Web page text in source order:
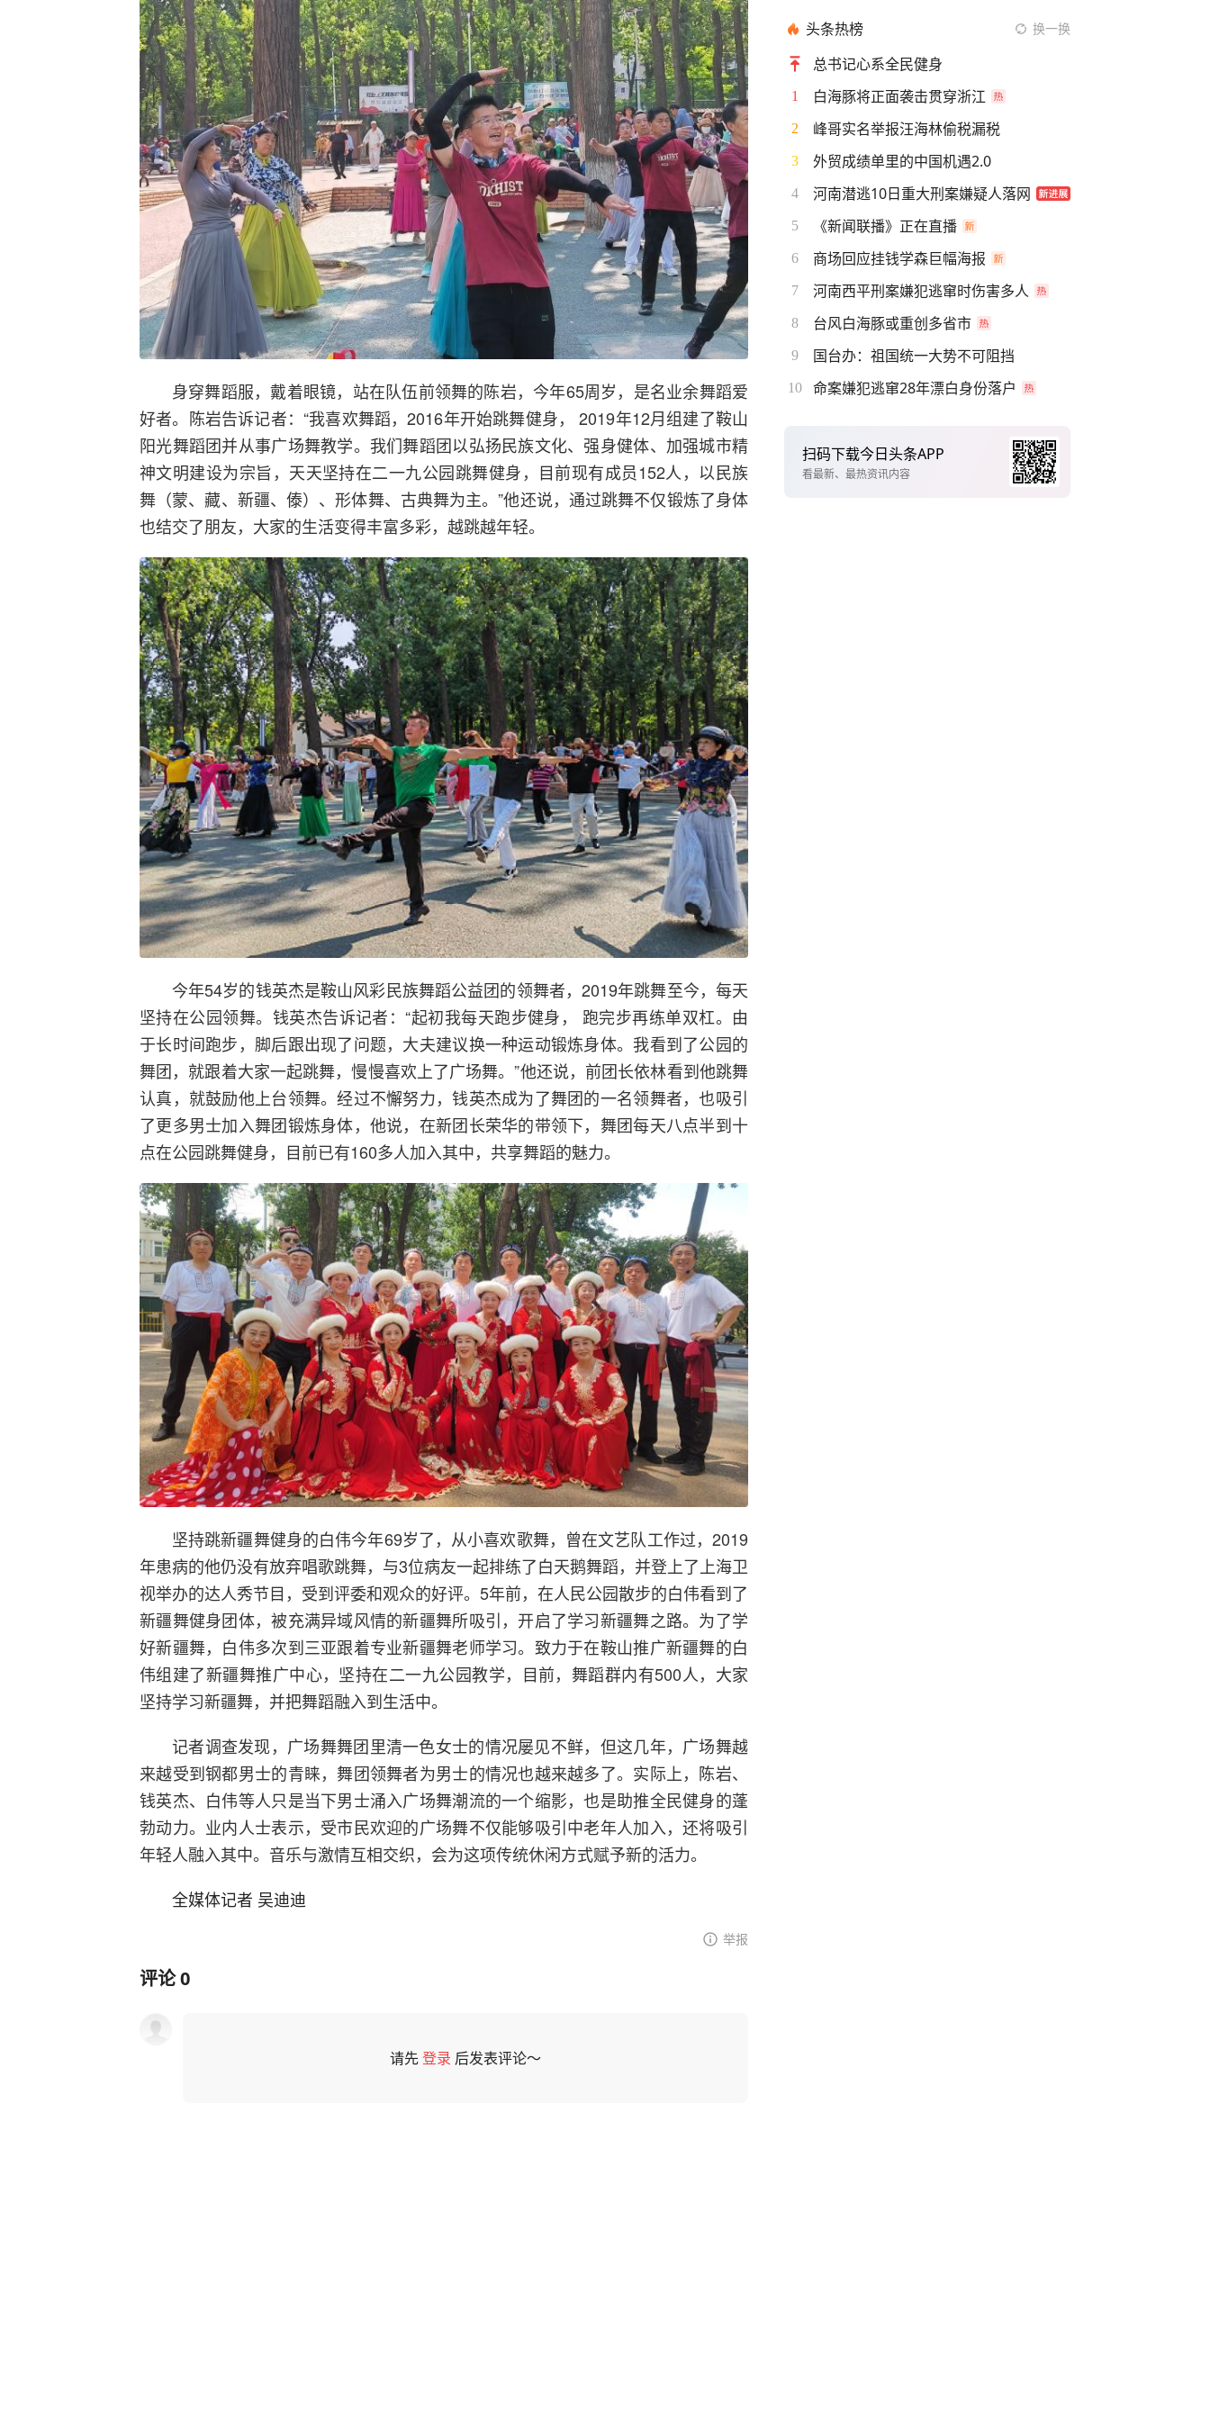
身穿舞蹈服，戴着眼镜，站在队伍前领舞的陈岩，今年65周岁，是名业余舞蹈爱
好者。陈岩告诉记者：“我喜欢舞蹈，2016年开始跳舞健身， 2019年12月组建了鞍山
阳光舞蹈团并从事广场舞教学。我们舞蹈团以弘扬民族文化、强身健体、加强城市精
神文明建设为宗旨，天天坚持在二一九公园跳舞健身，目前现有成员152人，以民族
舞（蒙、藏、新疆、傣）、形体舞、古典舞为主。”他还说，通过跳舞不仅锻炼了身体
也结交了朋友，大家的生活变得丰富多彩，越跳越年轻。
今年54岁的钱英杰是鞍山风彩民族舞蹈公益团的领舞者，2019年跳舞至今，每天
坚持在公园领舞。钱英杰告诉记者：“起初我每天跑步健身， 跑完步再练单双杠。由
于长时间跑步，脚后跟出现了问题，大夫建议换一种运动锻炼身体。我看到了公园的
舞团，就跟着大家一起跳舞，慢慢喜欢上了广场舞。”他还说，前团长依林看到他跳舞
认真，就鼓励他上台领舞。经过不懈努力，钱英杰成为了舞团的一名领舞者，也吸引
了更多男士加入舞团锻炼身体，他说，在新团长荣华的带领下，舞团每天八点半到十
点在公园跳舞健身，目前已有160多人加入其中，共享舞蹈的魅力。
坚持跳新疆舞健身的白伟今年69岁了，从小喜欢歌舞，曾在文艺队工作过，2019
年患病的他仍没有放弃唱歌跳舞，与3位病友一起排练了白天鹅舞蹈，并登上了上海卫
视举办的达人秀节目，受到评委和观众的好评。5年前，在人民公园散步的白伟看到了
新疆舞健身团体，被充满异域风情的新疆舞所吸引，开启了学习新疆舞之路。为了学
好新疆舞，白伟多次到三亚跟着专业新疆舞老师学习。致力于在鞍山推广新疆舞的白
伟组建了新疆舞推广中心，坚持在二一九公园教学，目前，舞蹈群内有500人，大家
坚持学习新疆舞，并把舞蹈融入到生活中。
记者调查发现，广场舞舞团里清一色女士的情况屡见不鲜，但这几年，广场舞越
来越受到钢都男士的青睐，舞团领舞者为男士的情况也越来越多了。实际上，陈岩、
钱英杰、白伟等人只是当下男士涌入广场舞潮流的一个缩影，也是助推全民健身的蓬
勃动力。业内人士表示，受市民欢迎的广场舞不仅能够吸引中老年人加入，还将吸引
年轻人融入其中。音乐与激情互相交织，会为这项传统休闲方式赋予新的活力。
全媒体记者 吴迪迪
举报
评论0
请先登录 后发表评论～
头条热榜 换一换
总书记心系全民健身
1 白海豚将正面袭击贯穿浙江
2 峰哥实名举报汪海林偷税漏税
3 外贸成绩单里的中国机遇2.0
4 河南潜逃10日重大刑案嫌疑人落网
5 《新闻联播》正在直播
6 商场回应挂钱学森巨幅海报
7 河南西平刑案嫌犯逃窜时伤害多人
8 台风白海豚或重创多省市
9 国台办：祖国统一大势不可阻挡
10 命案嫌犯逃窜28年漂白身份落户
扫码下载今日头条APP
看最新、最热资讯内容